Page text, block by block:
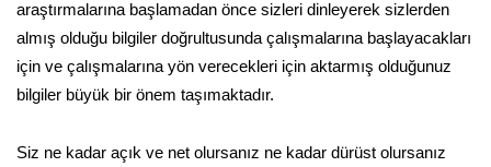
araştırmalarına başlamadan önce sizleri dinleyerek sizlerden
almış olduğu bilgiler doğrultusunda çalışmalarına başlayacakları
için ve çalışmalarına yön verecekleri için aktarmış olduğunuz
bilgiler büyük bir önem taşımaktadır.
Siz ne kadar açık ve net olursanız ne kadar dürüst olursanız